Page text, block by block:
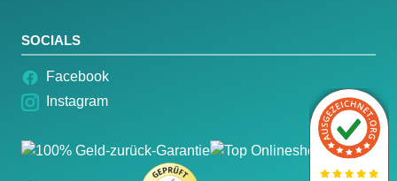
SOCIALS
Facebook
Instagram